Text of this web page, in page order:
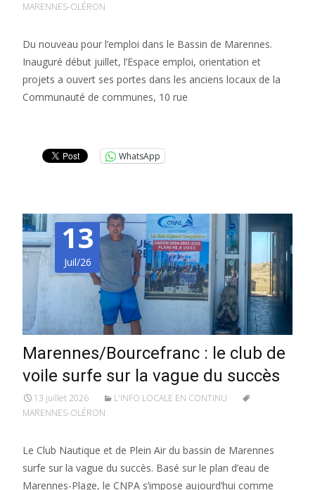
MARENNES-OLÉRON
Du nouveau pour l’emploi dans le Bassin de Marennes.
Inauguré début juillet, l’Espace emploi, orientation et
projets a ouvert ses portes dans les anciens locaux de la
Communauté de communes, 10 rue
WhatsApp
13
Juil/26
Marennes/Bourcefranc : le club de
voile surfe sur la vague du succès
13 juillet 2026
L'INFO LOCALE EN CONTINU
MARENNES-OLÉRON
Le Club Nautique et de Plein Air du bassin de Marennes
surfe sur la vague du succès. Basé sur le plan d’eau de
Marennes-Plage, le CNPA s’impose aujourd’hui comme